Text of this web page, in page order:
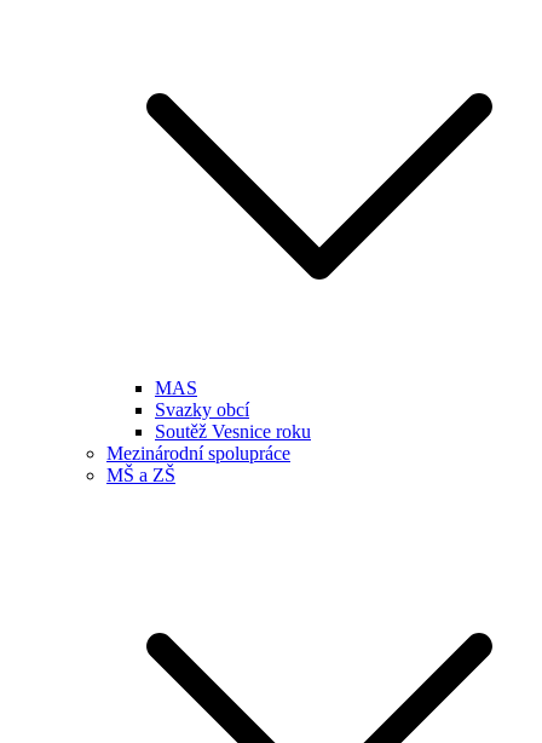
MAS
Svazky obcí
Soutěž Vesnice roku
Mezinárodní spolupráce
MŠ a ZŠ